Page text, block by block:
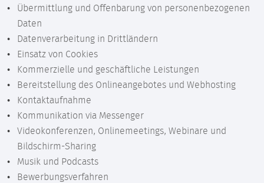
Übermittlung und Offenbarung von personenbezogenen
Daten
Datenverarbeitung in Drittländern
Einsatz von Cookies
Kommerzielle und geschäftliche Leistungen
Bereitstellung des Onlineangebotes und Webhosting
Kontaktaufnahme
Kommunikation via Messenger
Videokonferenzen, Onlinemeetings, Webinare und
Bildschirm-Sharing
Musik und Podcasts
Bewerbungsverfahren